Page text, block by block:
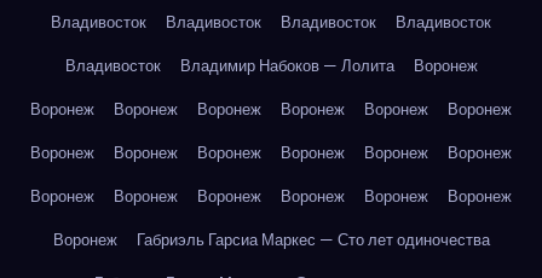
Владивосток
Владивосток Владивосток
Владивосток
Владивосток
Владимир Набоков — Лолита
Воронеж
Воронеж
Воронеж Воронеж Воронеж Воронеж
Воронеж
Воронеж
Воронеж Воронеж Воронеж Воронеж
Воронеж
Воронеж
Воронеж Воронеж Воронеж Воронеж
Воронеж
Воронеж
Габриэль Гарсиа Маркес — Сто лет одиночества